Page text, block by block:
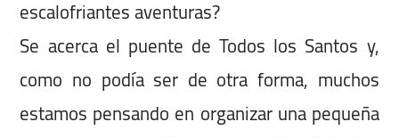
escalofriantes aventuras?
Se acerca el puente de Todos los Santos y,
como no podía ser de otra forma, muchos
estamos pensando en organizar una pequeña